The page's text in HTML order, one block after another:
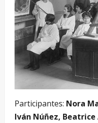
Participantes: Nora
Iván Núñez, Beatrice